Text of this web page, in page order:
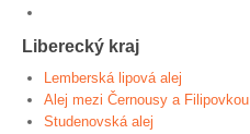
Liberecký kraj
Lemberská lipová alej
Alej mezi Černousy a Filipovkou
Studenovská alej